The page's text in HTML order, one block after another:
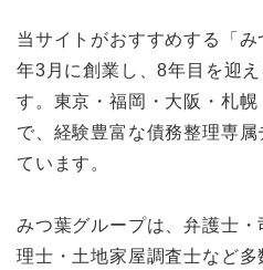
当サイトがおすすめする「
年3月に創業し、8年目を迎
す。東京・福岡・大阪・札
で、経験豊富な債務整理専
ています。
みつ葉グループは、弁護士
理士・土地家屋調査士など